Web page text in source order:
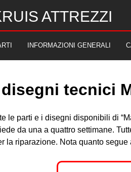
ATTREZZI
INFORMAZIONI GENERALI
tecnici
le parti e i disegni disponibili di
da una a quattro settimane.
la riparazione. Nota quanto segue